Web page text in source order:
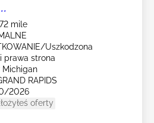
mile
Uszkodzona
prawa strona
Michigan
RAPIDS
2026
oferty